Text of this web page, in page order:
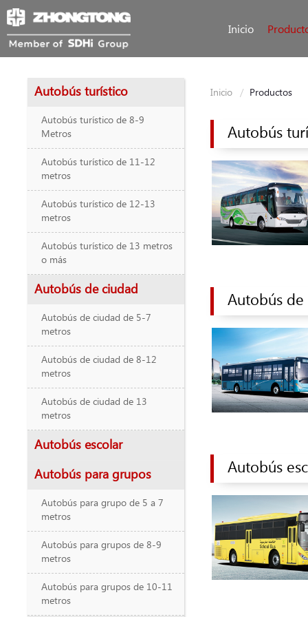
Inicio
Autobús turístico
Autobús turístico de 8-9
Metros
Autobús turístico de 11-12
metros
Autobús turístico de 12-13
metros
Autobús turístico de 13 metros
o más
Autobús de ciudad
Autobús de ciudad de 5-7
metros
Autobús de ciudad de 8-12
metros
Autobús de ciudad de 13
metros
Autobús escolar
Autobús para grupos
Autobús para grupo de 5 a 7
metros
Autobús para grupos de 8-9
metros
Autobús para grupos de 10-11
metros
Inicio Productos
Autobús
Autobús de
Autobús